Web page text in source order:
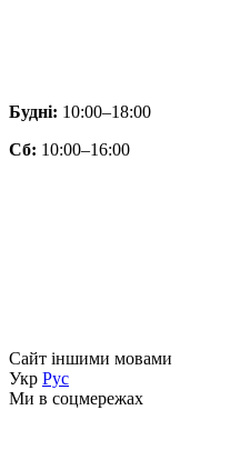
Будні: 10:00–18:00
Сб: 10:00–16:00
Сайт іншими мовами
Укр Рус
Ми в соцмережах